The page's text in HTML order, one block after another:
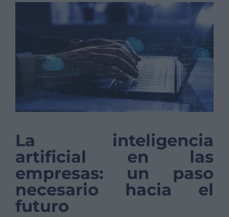
La inteligencia
artificial en las
empresas: un paso
necesario hacia el
futuro